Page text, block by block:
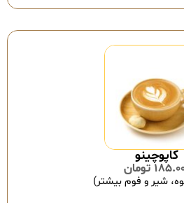
کاپوچینو
تومان
شیر و فوم بیشتر)